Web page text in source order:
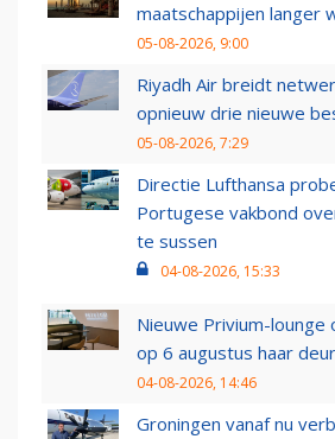
maatschappijen langer
05-08-2026, 9:00
Riyadh Air breidt
opnieuw drie nieuwe
05-08-2026, 7:29
Directie Lufthansa
Portugese vakbond
te sussen
04-08-2026, 15:33
Nieuwe Privium-lounge
op 6 augustus haar
04-08-2026, 14:46
Groningen vanaf nu